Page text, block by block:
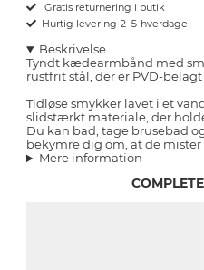
Gratis returnering i butik
Hurtig levering 2-5 hverdage
Beskrivelse
Tyndt kædearmbånd med
rustfrit stål, der er PVD-
Tidløse smykker lavet i et
slidstærkt materiale, der
Du kan bad, tage brusebad
bekymre dig om, at de mister
Mere information